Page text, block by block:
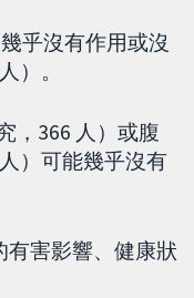
乎沒有作用或沒
）。
，366 人）或腹
）可能幾乎沒有
害影響、健康狀